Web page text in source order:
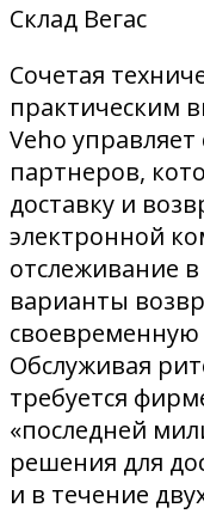
Склад Вегас
Сочетая
практическим
Veho
партнеров,
доставку и
электронной
отслеживание
варианты
Обслуживая
требуется
«последней
решения для
и в течение